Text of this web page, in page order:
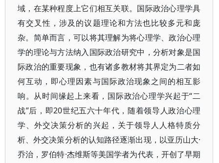
域，在某种程度上它们相互关联。国际政治心理学具
有交叉性，涉及的议题理论和方法也比较多元和庞
杂。简单而言，可以将其理解为将心理学、政治心理
学的理论与方法纳入国际政治研究中，分析对象是国
际政治的重要现象，也有诸多教材将其界定为二者如
何互动，即心理因素与国际政治现象之间的相互影
响。从时间缘起上来看，国际政治心理学兴起于“二
战”后，即20世纪五六十年代，随着领导人政治心理
学、外交决策分析的兴起，关于领导人人格特质分
析、外交决策分析的认知路径逐渐出现，以亚历山大·
乔治，罗伯特·杰维斯等美国学者为代表，开创了早期